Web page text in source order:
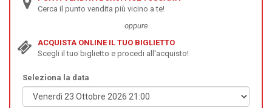
Cerca il punto vendita più vicino a te!
oppure
ACQUISTA ONLINE IL TUO BIGLIETTO
Scegli il tuo biglietto e procedi all'acquisto!
Seleziona la data